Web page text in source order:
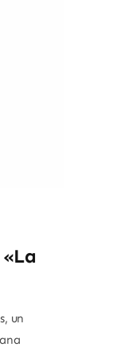
un